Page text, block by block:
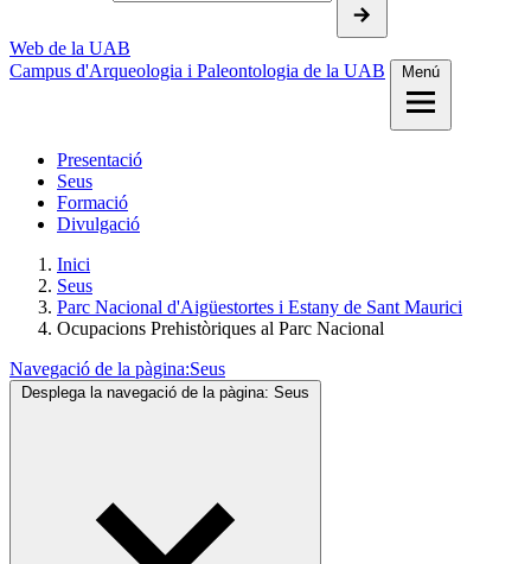
Web de la UAB
Campus d'Arqueologia i Paleontologia de la UAB
Menú
Presentació
Seus
Formació
Divulgació
Inici
Seus
Parc Nacional d'Aigüestortes i Estany de Sant Maurici
Ocupacions Prehistòriques al Parc Nacional
Navegació de la pàgina:Seus
Desplega la navegació de la pàgina: Seus